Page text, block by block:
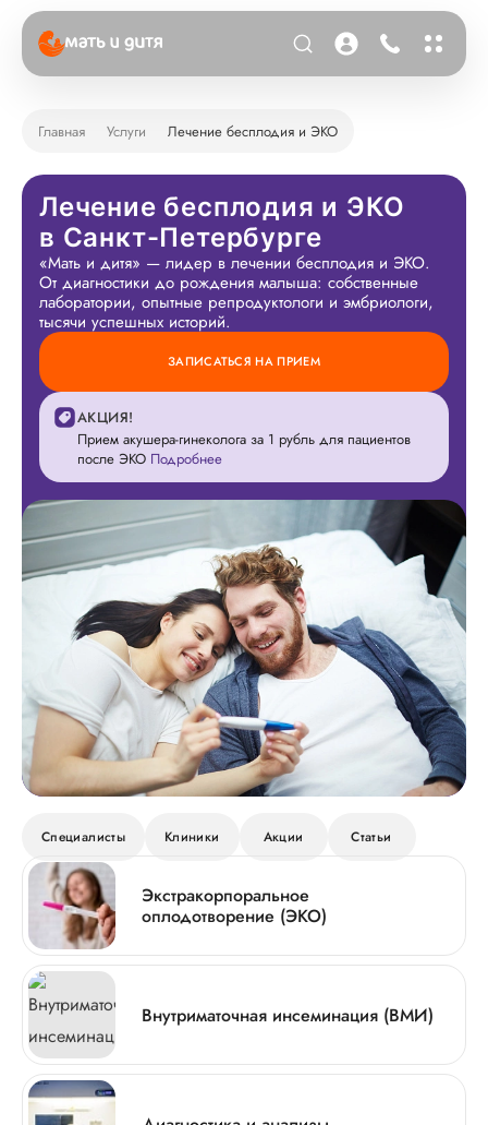
Главная Услуги Лечение бесплодия и ЭКО
Лечение бесплодия и ЭКО
в Санкт-Петербурге
«Мать и дитя» — лидер в лечении бесплодия и ЭКО.
От диагностики до рождения малыша: собственные
лаборатории, опытные репродуктологи и эмбриологи,
тысячи успешных историй.
ЗАПИСАТЬСЯ НА ПРИЕМ
АКЦИЯ!
Прием акушера-гинеколога за 1 рубль для пациентов
после ЭКО Подробнее
Специалисты Клиники Акции Статьи
Экстракорпоральное
оплодотворение (ЭКО)
Внутриматочная инсеминация (ВМИ)